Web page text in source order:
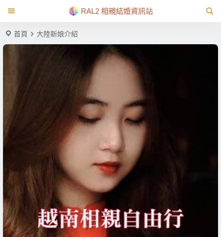
RAL2 相親結婚資訊站
首頁 大陸新娘介紹